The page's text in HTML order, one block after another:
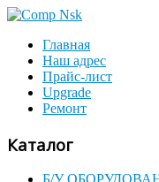
Главная
Наш адрес
Прайс-лист
Upgrade
Ремонт
Каталог